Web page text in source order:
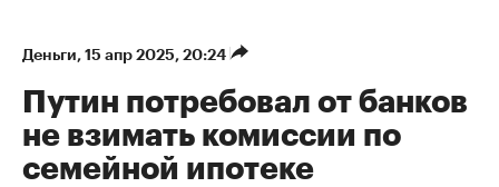
Деньги⁠, 15 апр 2025, 20:24
Путин потребовал от банков
не взимать комиссии по
семейной ипотеке